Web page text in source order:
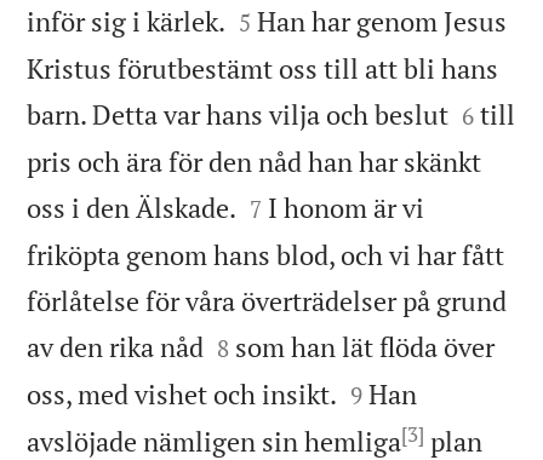
inför sig i kärlek. 

5 Han har genom Jesus
Kristus förutbestämt oss till att bli hans
barn. Detta var hans vilja och beslut
6 till
pris och ära för den nåd han har skänkt
oss i den Älskade. 

7 I honom är vi
friköpta genom hans blod, och vi har fått
förlåtelse för våra överträdelser på grund
av den rika nåd 

8 som han lät flöda över
oss, med vishet och insikt. 

9 Han
avslöjade nämligen sin hemliga[3] plan